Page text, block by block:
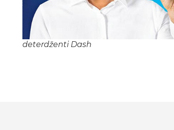
deterdženti Dash